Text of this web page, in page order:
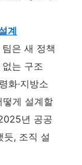
계
은 새 정책
는 구조
화·지방소
게 설계할
년 공공
, 조직 설